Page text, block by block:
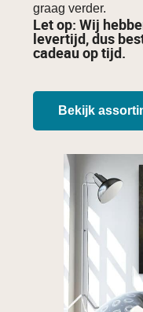
graag verder.
Let op: Wij
levertijd, dus
cadeau op tijd.
Bekijk